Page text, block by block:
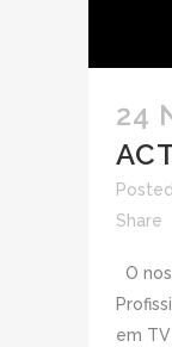
24
Share
O
em TV